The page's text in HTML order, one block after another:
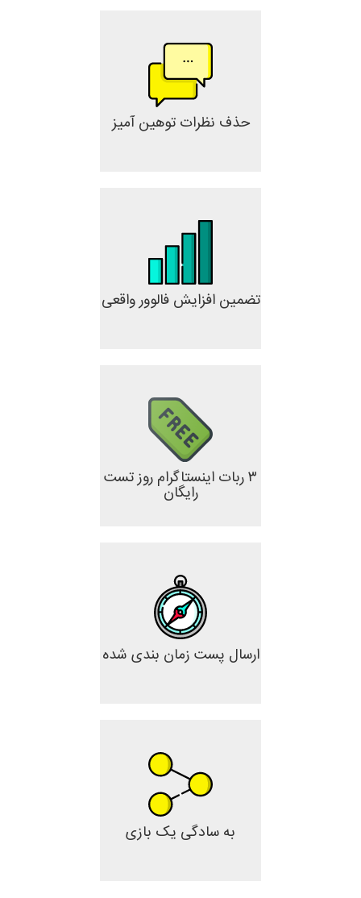
حذف نظرات توهین آمیز
تضمین افزایش فالوور واقعی
۳ ربات اینستاگرام روز تست
رایگان
ارسال پست زمان بندی شده
به سادگی یک بازی